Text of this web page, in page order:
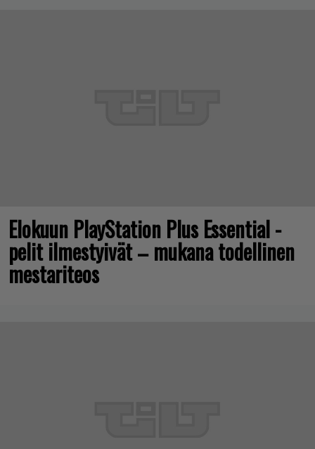
Elokuun PlayStation Plus Essential -
pelit ilmestyivät – mukana todellinen
mestariteos